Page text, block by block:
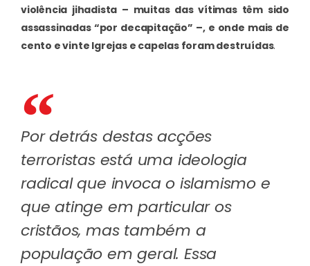
violência jihadista – muitas das vítimas têm sido
assassinadas “por decapitação” –, e onde mais de
cento e vinte Igrejas e capelas foram destruídas.
Por detrás destas acções
terroristas está uma ideologia
radical que invoca o islamismo e
que atinge em particular os
cristãos, mas também a
população em geral. Essa